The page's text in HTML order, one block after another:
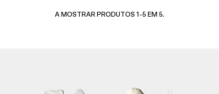
A MOSTRAR PRODUTOS 1-5 EM 5.